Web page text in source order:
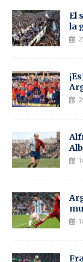
El
la